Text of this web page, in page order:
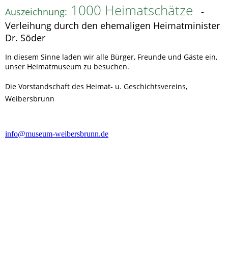
Auszeichnung: 1000 Heimatschätze
-
Verleihung durch den ehemaligen Heimatminister
Dr. Söder
In diesem Sinne laden wir alle Bürger, Freunde und Gäste ein,
unser Heimatmuseum zu besuchen.
Die Vorstandschaft des Heimat- u. Geschichtsvereins,
Weibersbrunn
info@museum-weibersbrunn.de